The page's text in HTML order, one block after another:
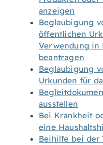
anzeigen
Beglaubigung
öffentlichen
Verwendung in
beantragen
Beglaubigung
Urkunden für
ausstellen
Bei Krankheit
eine
Beihilfe bei der